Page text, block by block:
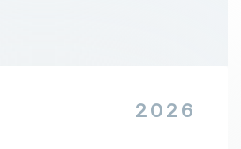
2026